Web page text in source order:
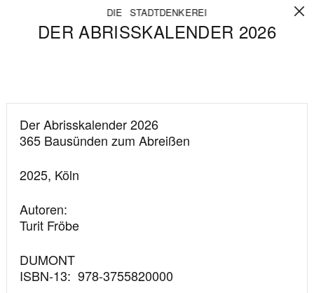
DIE STADTDENKEREI
DER ABRISSKALENDER 2026
Detail
Detail
Titel
Der Abrisskalender 2026
365 Bausünden zum Abreißen
Jahr
Standort
2025, Köln
Autoren
Turit Fröbe
Publizierung
DUMONT
ISBN-13: ‎ 978-3755820000